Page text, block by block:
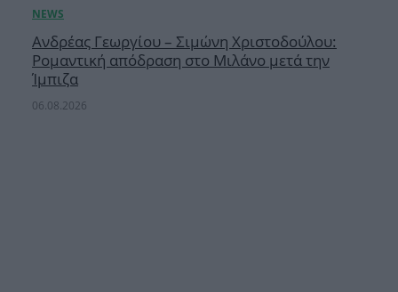
Ανδρέας Γεωργίου – Σιμώνη Χριστοδούλου:
Ρομαντική απόδραση στο Μιλάνο μετά την
Ίμπιζα
06.08.2026